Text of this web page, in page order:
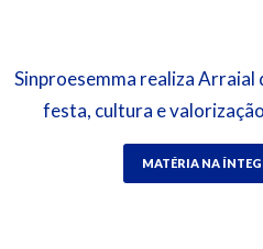
Sinproesemma realiza Arraial
festa, cultura e
MATÉRIA NA